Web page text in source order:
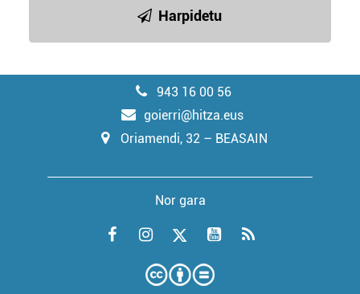
Harpidetu
943 16 00 56
goierri@hitza.eus
Oriamendi, 32 – BEASAIN
Nor gara